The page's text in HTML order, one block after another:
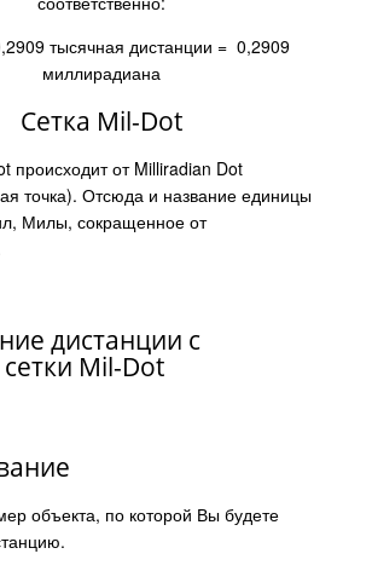
тысячная дистанции = 0,2909
миллирадиана
Сетка Mil-Dot
происходит от Milliradian Dot
точка). Отсюда и название единицы
Милы, сокращенное от
дистанции с
Mil-Dot
объекта, по которой Вы будете